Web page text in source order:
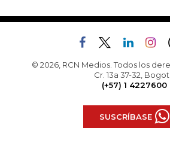
© 2026, RCN Medios. Todos los
Cr. 13a 37-32,
(+57) 1 4227600
SUSCRÍBASE